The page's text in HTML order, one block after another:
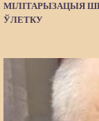
МІЛІТАРЫЗАЦЫЯ
ЎЛЕТКУ